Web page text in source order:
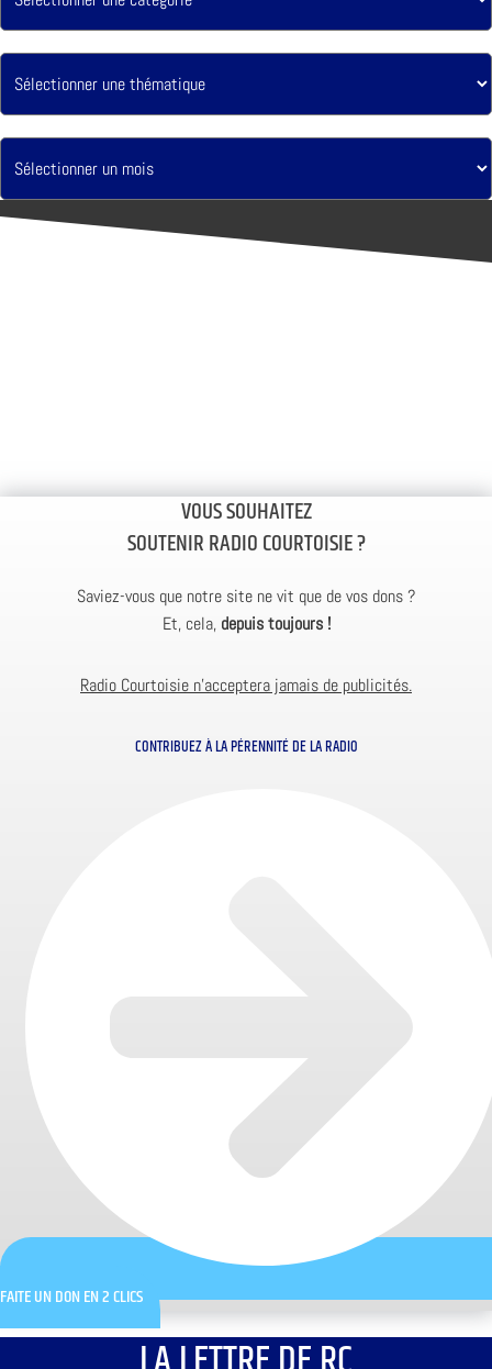
VOUS SOUHAITEZ
SOUTENIR RADIO COURTOISIE ?
Saviez-vous que notre site ne vit que de vos dons ?
Et, cela, depuis toujours !
Radio Courtoisie n’acceptera jamais de publicités.
CONTRIBUEZ À LA PÉRENNITÉ DE LA RADIO
FAITE UN DON EN 2 CLICS